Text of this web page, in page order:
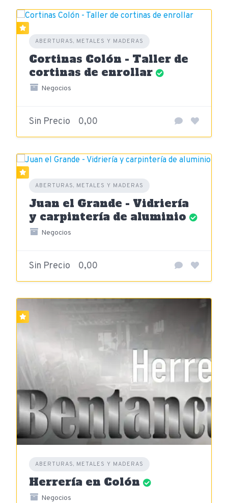
ABERTURAS, METALES Y MADERAS
Cortinas Colón - Taller de
cortinas de enrollar
Negocios
Sin Precio 0,00
ABERTURAS, METALES Y MADERAS
Juan el Grande - Vidriería
y carpintería de aluminio
Negocios
Sin Precio 0,00
ABERTURAS, METALES Y MADERAS
Herrería en Colón
Negocios